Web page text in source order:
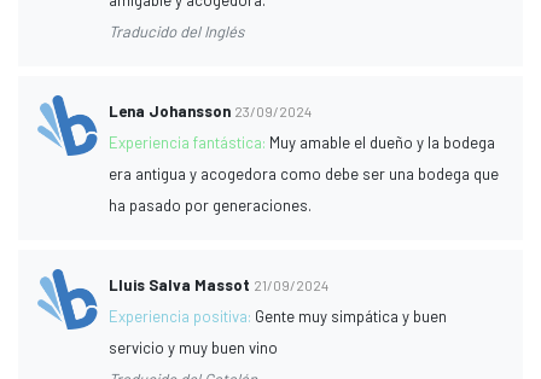
Traducido del Inglés
Lena Johansson 23/09/2024
Experiencia fantástica: Muy amable el dueño y la bodega
era antigua y acogedora como debe ser una bodega que
ha pasado por generaciones.
Lluis Salva Massot 21/09/2024
Experiencia positiva: Gente muy simpática y buen
servicio y muy buen vino